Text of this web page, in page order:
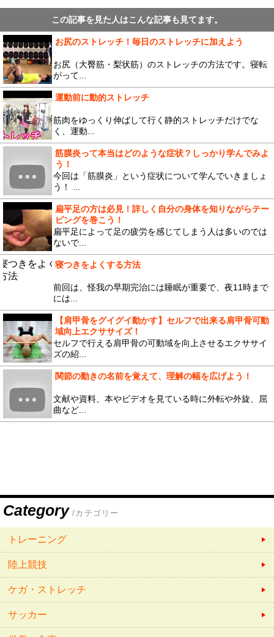
この記事を見た人はこんな記事も見てます。
お尻のストレッチ！毎日のストレッチに加えよう
お尻（大臀筋・梨状筋）のストレッチの方法です。寝転
がって...
運動前に動的ストレッチ
筋肉をゆっくり伸ばして行く静的ストレッチだけでな
く、運動...
筋膜炎って本当はどのような症状？しっかり学んでみよ
う！
今回は「筋膜炎」という症状について学んでいきましょ
う！ ...
扁平足の方は必見！詳しく自分の身体を知りながらテー
ピングを巻こう！
扁平足によって足の疲労を感じてしまう人は多いのでは
ないで...
寝つきをよくする方法
前回は、怪我の早期完治には睡眠が重要で、夜11時まで
には...
【肩甲骨をグイグイ動かす】セルフで出来る肩甲骨可動
域向上エクササイズ！
セルフで行える肩甲骨の可動域を向上させるエクササイ
ズの紹...
関節の動きの名前を覚えて、理解の幅を広げよう！
文献や資料、本やビデオを見ている時に外転や外旋、屈
曲など...
Category /カテゴリー
トレーニング
陸上競技
ケガ・ストレッチ
サッカー